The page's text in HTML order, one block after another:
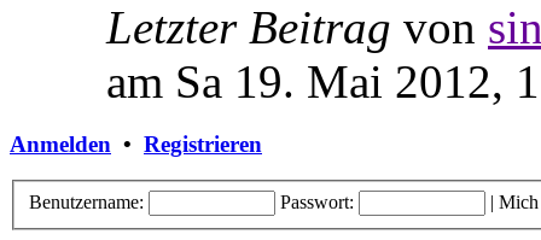
Letzter Beitrag von
am Sa 19. Mai 2012,
Anmelden • Registrieren
Benutzername: Passwort: | Mich